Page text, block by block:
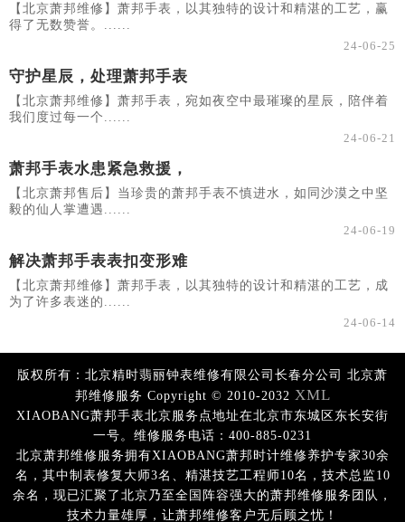
【北京萧邦维修】萧邦手表，以其独特的设计和精湛的工艺，赢
得了无数赞誉。......
24-06-25
守护星辰，处理萧邦手表
【北京萧邦维修】萧邦手表，宛如夜空中最璀璨的星辰，陪伴着
我们度过每一个......
24-06-21
萧邦手表水患紧急救援，
【北京萧邦售后】当珍贵的萧邦手表不慎进水，如同沙漠之中坚
毅的仙人掌遭遇......
24-06-19
解决萧邦手表表扣变形难
【北京萧邦维修】萧邦手表，以其独特的设计和精湛的工艺，成
为了许多表迷的......
24-06-14
版权所有：北京精时翡丽钟表维修有限公司长春分公司 北京萧
邦维修服务 Copyright © 2010-2032 XML
XIAOBANG萧邦手表北京服务点地址在北京市东城区东长安街
一号。维修服务电话：400-885-0231
北京萧邦维修服务拥有XIAOBANG萧邦时计维修养护专家30余
名，其中制表修复大师3名、精湛技艺工程师10名，技术总监10
余名，现已汇聚了北京乃至全国阵容强大的萧邦维修服务团队，
技术力量雄厚，让萧邦维修客户无后顾之忧！